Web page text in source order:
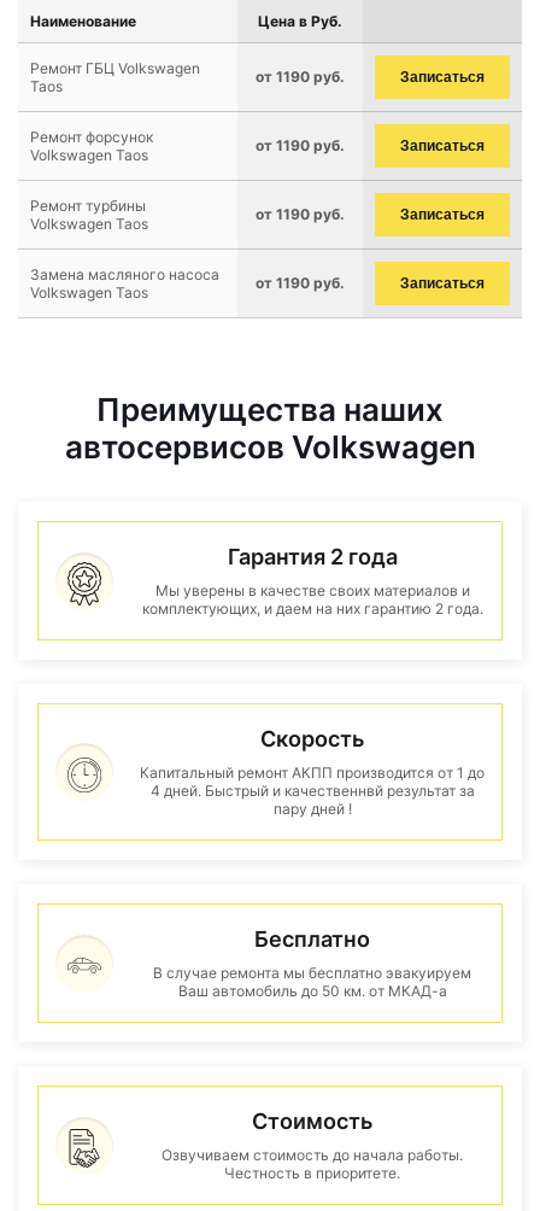
Наименование Цена в Руб.
Ремонт ГБЦ Volkswagen
Taos
от 1190 руб. Записаться
Ремонт форсунок
Volkswagen Taos
от 1190 руб. Записаться
Ремонт турбины
Volkswagen Taos
от 1190 руб. Записаться
Замена масляного насоса
Volkswagen Taos
от 1190 руб. Записаться
Преимущества наших
автосервисов Volkswagen
Гарантия 2 года
Мы уверены в качестве своих материалов и
комплектующих, и даем на них гарантию 2 года.
Скорость
Капитальный ремонт АКПП производится от 1 до
4 дней. Быстрый и качественнвй результат за
пару дней !
Бесплатно
В случае ремонта мы бесплатно эвакуируем
Ваш автомобиль до 50 км. от МКАД-а
Стоимость
Озвучиваем стоимость до начала работы.
Честность в приоритете.